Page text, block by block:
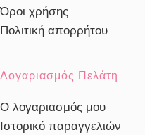
Όροι χρήσης
Πολιτική απορρήτου
Λογαριασμός Πελάτη
Ο λογαριασμός μου
Ιστορικό παραγγελιών